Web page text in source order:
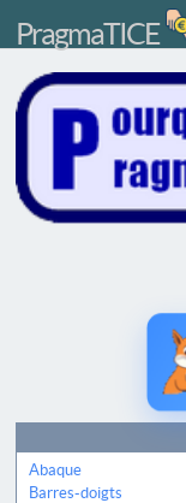
PragmaTICE
Abaque
Barres-doigts